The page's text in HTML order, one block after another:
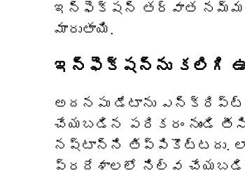
ఇన్ఫెక్షన్ తర్వాత
మారుతాయి.
ఇన్ఫెక్షన్‌ను కలిగి
అదనపు డేటాను
చేయబడిన పరికరం నుండి
నష్టాన్ని తిప్పికొట్టదు.
ప్రదేశాలలో నిల్వ